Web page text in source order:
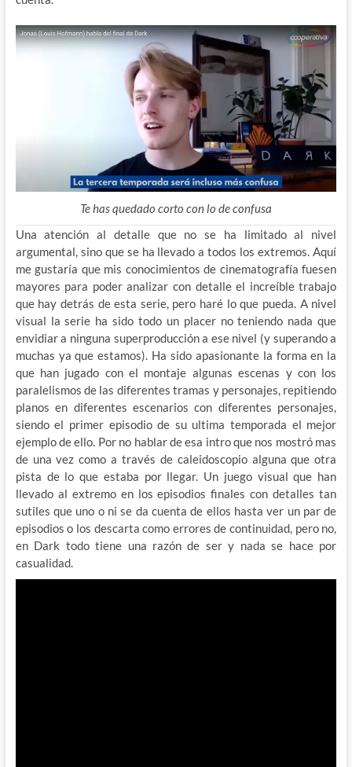
Te has quedado corto con lo de confusa
Una atención al detalle que no se ha limitado al nivel
argumental, sino que se ha llevado a todos los extremos. Aquí
me gustaría que mis conocimientos de cinematografía fuesen
mayores para poder analizar con detalle el increíble trabajo
que hay detrás de esta serie, pero haré lo que pueda. A nivel
visual la serie ha sido todo un placer no teniendo nada que
envidiar a ninguna superproducción a ese nivel (y superando a
muchas ya que estamos). Ha sido apasionante la forma en la
que han jugado con el montaje algunas escenas y con los
paralelismos de las diferentes tramas y personajes, repitiendo
planos en diferentes escenarios con diferentes personajes,
siendo el primer episodio de su ultima temporada el mejor
ejemplo de ello. Por no hablar de esa intro que nos mostró mas
de una vez como a través de caleidoscopio alguna que otra
pista de lo que estaba por llegar. Un juego visual que han
llevado al extremo en los episodios finales con detalles tan
sutiles que uno o ni se da cuenta de ellos hasta ver un par de
episodios o los descarta como errores de continuidad, pero no,
en Dark todo tiene una razón de ser y nada se hace por
casualidad.